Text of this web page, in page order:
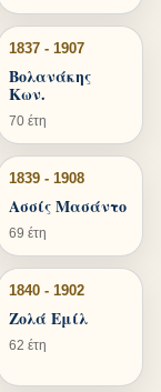
1837 - 1907
Βολανάκης
Κων.
70 έτη
1839 - 1908
Ασσίς Μασάντο
69 έτη
1840 - 1902
Ζολά Εμίλ
62 έτη